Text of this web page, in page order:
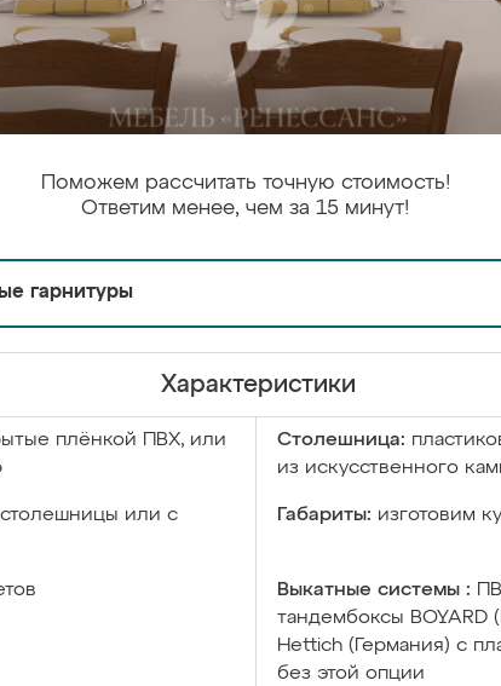
Поможем рассчитать точную стоимость!
Ответим менее, чем за 15 минут!
гарнитуры
Характеристики
плёнкой ПВХ, или
Столешница:
из искусственного
или с
Габариты: изготовим
Выкатные системы :
тандембоксы BOYARD
Hettich (Германия) с
без этой опции